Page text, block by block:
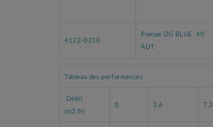
4122-0210
Pompe DG BLUE 40
AUT
Tableau des performances
Débit
(m3/h)
0 3,6 7,2